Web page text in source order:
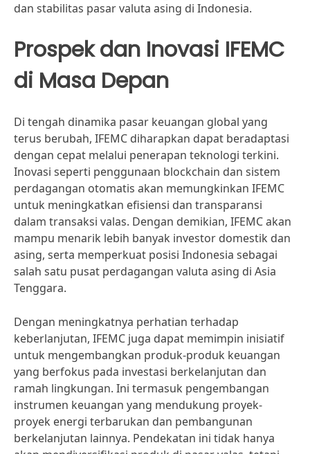
dan stabilitas pasar valuta asing di Indonesia.
Prospek dan Inovasi IFEMC
di Masa Depan
Di tengah dinamika pasar keuangan global yang
terus berubah, IFEMC diharapkan dapat beradaptasi
dengan cepat melalui penerapan teknologi terkini.
Inovasi seperti penggunaan blockchain dan sistem
perdagangan otomatis akan memungkinkan IFEMC
untuk meningkatkan efisiensi dan transparansi
dalam transaksi valas. Dengan demikian, IFEMC akan
mampu menarik lebih banyak investor domestik dan
asing, serta memperkuat posisi Indonesia sebagai
salah satu pusat perdagangan valuta asing di Asia
Tenggara.
Dengan meningkatnya perhatian terhadap
keberlanjutan, IFEMC juga dapat memimpin inisiatif
untuk mengembangkan produk-produk keuangan
yang berfokus pada investasi berkelanjutan dan
ramah lingkungan. Ini termasuk pengembangan
instrumen keuangan yang mendukung proyek-
proyek energi terbarukan dan pembangunan
berkelanjutan lainnya. Pendekatan ini tidak hanya